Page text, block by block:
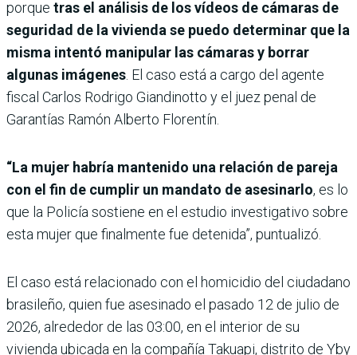
porque tras el análisis de los vídeos de cámaras de
seguridad de la vivienda se puedo determinar que la
misma intentó manipular las cámaras y borrar
algunas imágenes . El caso está a cargo del agente
fiscal Carlos Rodrigo Giandinotto y el juez penal de
Garantías Ramón Alberto Florentín.
“La mujer habría mantenido una relación de pareja
con el fin de cumplir un mandato de asesinarlo, es lo
que la Policía sostiene en el estudio investigativo sobre
esta mujer que finalmente fue detenida”, puntualizó.
El caso está relacionado con el homicidio del ciudadano
brasileño, quien fue asesinado el pasado 12 de julio de
2026, alrededor de las 03:00, en el interior de su
vivienda ubicada en la compañía Takuapi, distrito de Yby